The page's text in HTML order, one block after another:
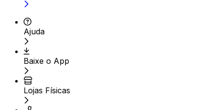
Ajuda
Baixe o App
Lojas Físicas